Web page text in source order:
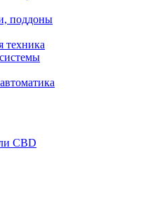
поддоны
техника
CBD